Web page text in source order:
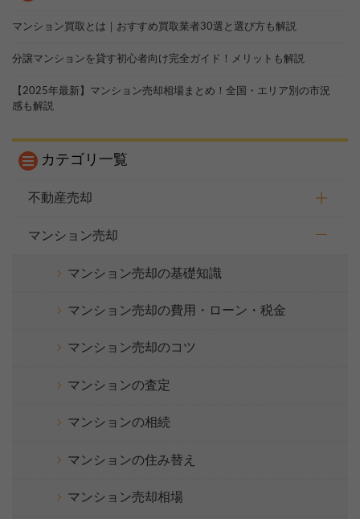
マンション買取とは｜おすすめ買取業者30選と選び方も解説
分譲マンションを貸す初心者向け完全ガイド！メリットも解説
【2025年最新】マンション売却相場まとめ！全国・エリア別の市況
感も解説
カテゴリ一覧
不動産売却
マンション売却
マンション売却の基礎知識
マンション売却の費用・ローン・税金
マンション売却のコツ
マンションの査定
マンションの相続
マンションの住み替え
マンション売却相場
【完全無料】うちの価格いくら？
無料診断スタート